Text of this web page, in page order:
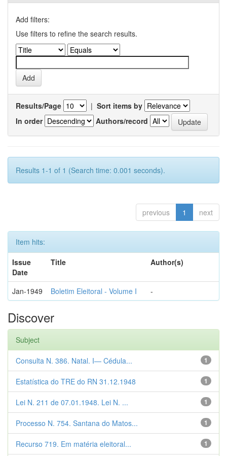
Add filters:
Use filters to refine the search results.
Results/Page | Sort items by
In order
Authors/record
Results 1-1 of 1 (Search time: 0.001 seconds).
previous 1 next
Item hits:
Issue
Date
Title Author(s)
Jan-1949 Boletim Eleitoral - Volume I -
Discover
Subject
1
Consulta N. 386. Natal. I— Cédula...
1
Estatística do TRE do RN 31.12.1948
1
Lei N. 211 de 07.01.1948. Lei N. ...
1
Processo N. 754. Santana do Matos...
1
Recurso 719. Em matéria eleitoral...